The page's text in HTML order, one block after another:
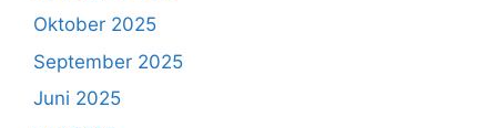
Oktober 2025
September 2025
Juni 2025